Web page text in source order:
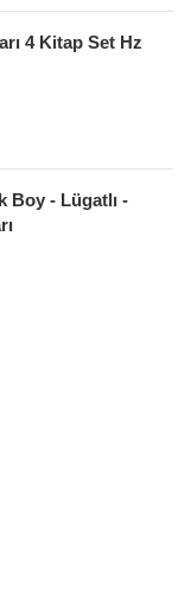
4 Kitap Set Hz
Boy - Lügatlı -